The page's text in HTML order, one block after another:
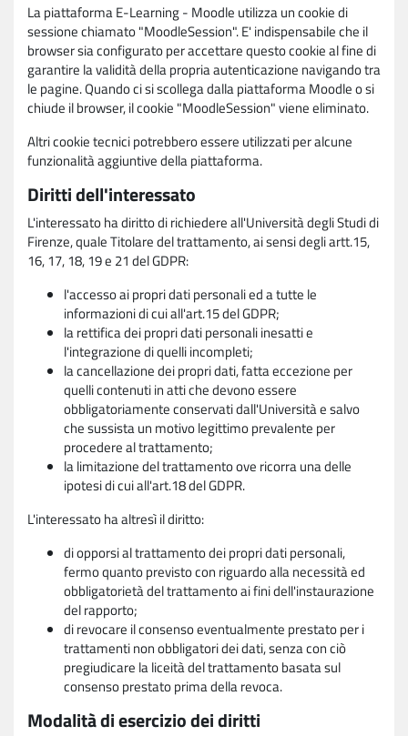
La piattaforma E-Learning - Moodle utilizza un cookie di
sessione chiamato "MoodleSession". E' indispensabile che il
browser sia configurato per accettare questo cookie al fine di
garantire la validità della propria autenticazione navigando tra
le pagine. Quando ci si scollega dalla piattaforma Moodle o si
chiude il browser, il cookie "MoodleSession" viene eliminato.
Altri cookie tecnici potrebbero essere utilizzati per alcune
funzionalità aggiuntive della piattaforma.
Diritti dell'interessato
L'interessato ha diritto di richiedere all'Università degli Studi di
Firenze, quale Titolare del trattamento, ai sensi degli artt.15,
16, 17, 18, 19 e 21 del GDPR:
l'accesso ai propri dati personali ed a tutte le
informazioni di cui all'art.15 del GDPR;
la rettifica dei propri dati personali inesatti e
l'integrazione di quelli incompleti;
la cancellazione dei propri dati, fatta eccezione per
quelli contenuti in atti che devono essere
obbligatoriamente conservati dall'Università e salvo
che sussista un motivo legittimo prevalente per
procedere al trattamento;
la limitazione del trattamento ove ricorra una delle
ipotesi di cui all'art.18 del GDPR.
L'interessato ha altresì il diritto:
di opporsi al trattamento dei propri dati personali,
fermo quanto previsto con riguardo alla necessità ed
obbligatorietà del trattamento ai fini dell'instaurazione
del rapporto;
di revocare il consenso eventualmente prestato per i
trattamenti non obbligatori dei dati, senza con ciò
pregiudicare la liceità del trattamento basata sul
consenso prestato prima della revoca.
Modalità di esercizio dei diritti